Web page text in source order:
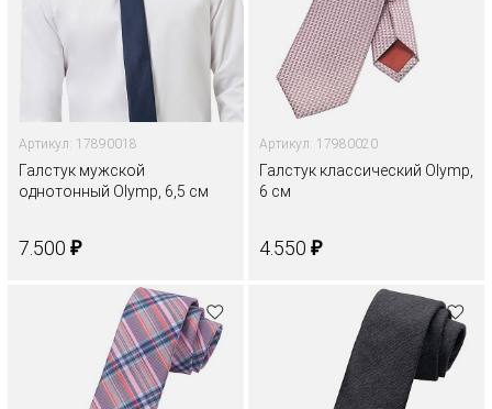
Артикул: 17890018
Галстук мужской
однотонный Olymp, 6,5 см
7.500 ₽
Артикул: 17980020
Галстук классический Olymp,
6 см
4.550 ₽